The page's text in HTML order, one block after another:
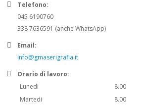
Telefono:
045 6190760
338 7636591 (anche WhatsApp)
Email:
info@gmaserigrafia.it
Orario di lavoro:
Lunedi
8.00
Martedi
8.00